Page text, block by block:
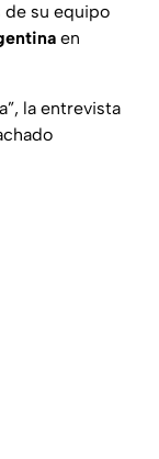
de su equipo
en
la entrevista